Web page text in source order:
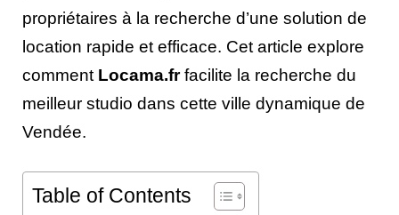
propriétaires à la recherche d’une solution de
location rapide et efficace. Cet article explore
comment Locama.frfacilite la recherche du
meilleur studio dans cette ville dynamique de
Vendée.
Table of Contents